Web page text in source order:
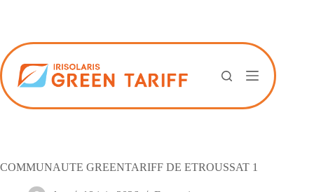
COMMUNAUTE GREENTARIFF DE ETROUSSAT 1